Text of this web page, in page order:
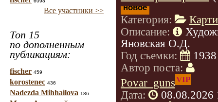
Все участники >>
Топ 15
по дополненным
публикациям:
fischer 459
korostenec 436
Nadezda Mihhailova 186
новое
Категория:
Описание:
Яновская О.Д.
Год съемки:
1938
Автор поста:
Povar_gunsVIP
Дата:
08.08.2026